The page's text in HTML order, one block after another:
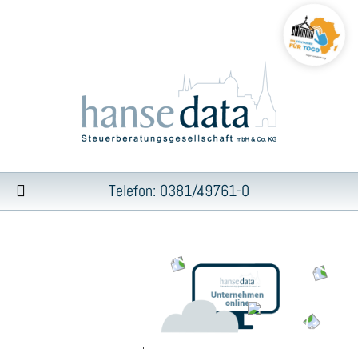
Telefon: 0381/49761-0